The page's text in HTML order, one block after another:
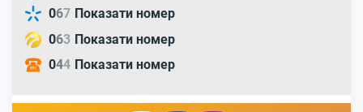
067 Показати номер
063 Показати номер
044 Показати номер